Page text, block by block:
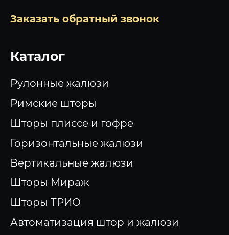
Заказать обратный звонок
Каталог
Рулонные жалюзи
Римские шторы
Шторы плиссе и гофре
Горизонтальные жалюзи
Вертикальные жалюзи
Шторы Мираж
Шторы ТРИО
Автоматизация штор и жалюзи